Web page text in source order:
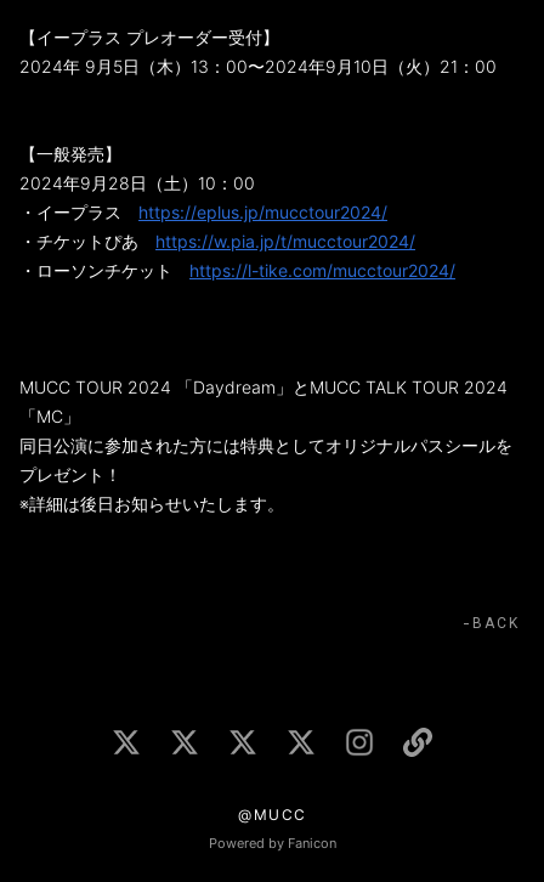
【イープラス プレオーダー受付】
2024年 9月5日（木）13：00〜2024年9月10日（火）21：00
【一般発売】
2024年9月28日（土）10：00
・イープラス https://eplus.jp/mucctour2024/
・チケットぴあ https://w.pia.jp/t/mucctour2024/
・ローソンチケット https://l-tike.com/mucctour2024/
MUCC TOUR 2024 「Daydream」とMUCC TALK TOUR 2024
「MC」
同日公演に参加された方には特典としてオリジナルパスシールを
プレゼント！
※詳細は後日お知らせいたします。
BACK
@MUCC
Powered by Fanicon